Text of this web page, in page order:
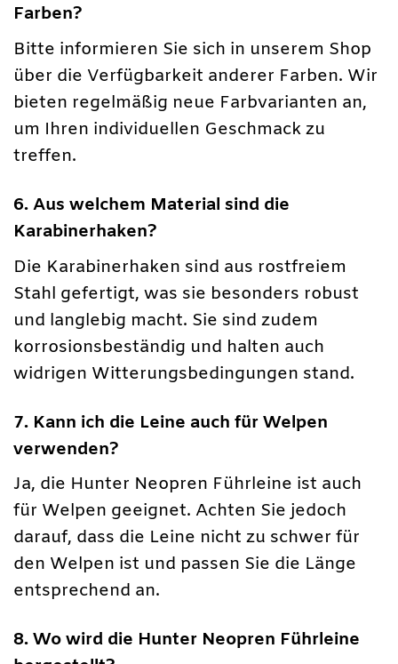
Farben?
Bitte informieren Sie sich in unserem Shop
über die Verfügbarkeit anderer Farben. Wir
bieten regelmäßig neue Farbvarianten an,
um Ihren individuellen Geschmack zu
treffen.
6. Aus welchem Material sind die
Karabinerhaken?
Die Karabinerhaken sind aus rostfreiem
Stahl gefertigt, was sie besonders robust
und langlebig macht. Sie sind zudem
korrosionsbeständig und halten auch
widrigen Witterungsbedingungen stand.
7. Kann ich die Leine auch für Welpen
verwenden?
Ja, die Hunter Neopren Führleine ist auch
für Welpen geeignet. Achten Sie jedoch
darauf, dass die Leine nicht zu schwer für
den Welpen ist und passen Sie die Länge
entsprechend an.
8. Wo wird die Hunter Neopren Führleine